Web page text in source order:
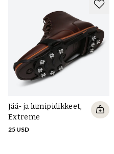
Jää- ja lumipidikkeet,
Extreme
25 USD